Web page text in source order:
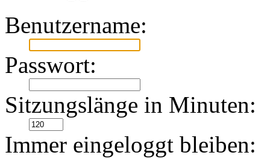
Benutzername:
Passwort:
Sitzungslänge in Minuten:
Immer eingeloggt bleiben: